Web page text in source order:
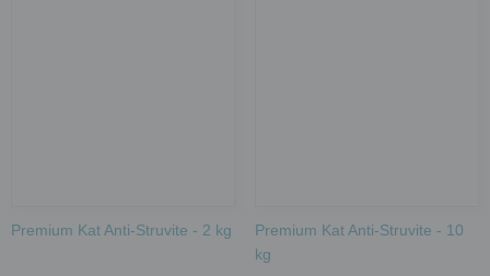
Premium Kat Anti-Struvite - 2 kg
Premium Kat Anti-Struvite - 10
kg